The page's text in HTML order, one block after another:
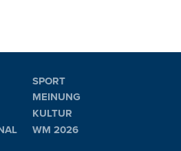
SPORT
MEINUNG
KULTUR
WM 2026